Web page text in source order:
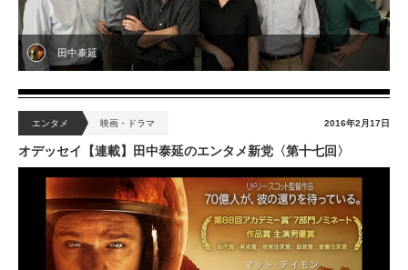
田中泰延
エンタメ 映画・ドラマ 2016年2月17日
オデッセイ【連載】田中泰延のエンタメ新党〈第十七回〉